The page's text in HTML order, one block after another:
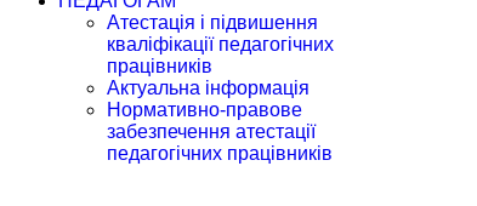
Атестація і підвишення
кваліфікації педагогічних
працівників
Актуальна інформація
Нормативно-правове
забезпечення атестації
педагогічних працівників